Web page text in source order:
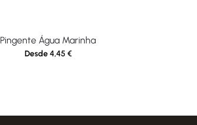
Pingente Água Marinha
Desde4,45 €